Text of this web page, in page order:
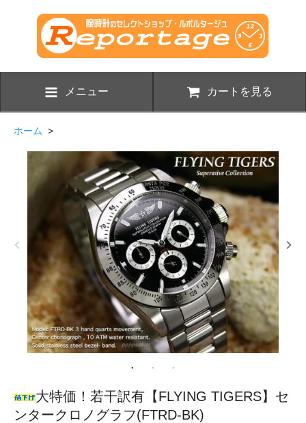
メニュー カートを見る
ホーム >
大特価！若干訳有【FLYING TIGERS】セ
ンタークロノグラフ(FTRD-BK)